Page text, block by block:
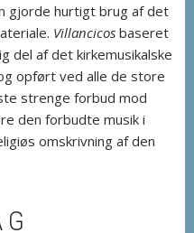
gjorde hurtigt brug af det
Villancicos baseret
del af det kirkemusikalske
opført ved alle de store
strenge forbud mod
den forbudte musik i
omskrivning af den